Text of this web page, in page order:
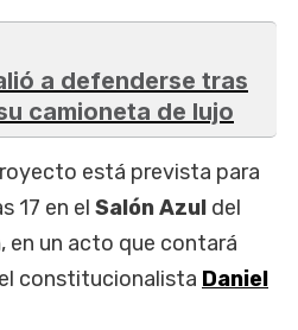
a defenderse tras
camioneta de lujo
está prevista para
17 en el SalónAzul del
, en un acto que contará
constitucionalista Daniel